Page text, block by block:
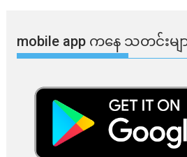
mobile app ​​ကနေ ​​သတင်းမျ